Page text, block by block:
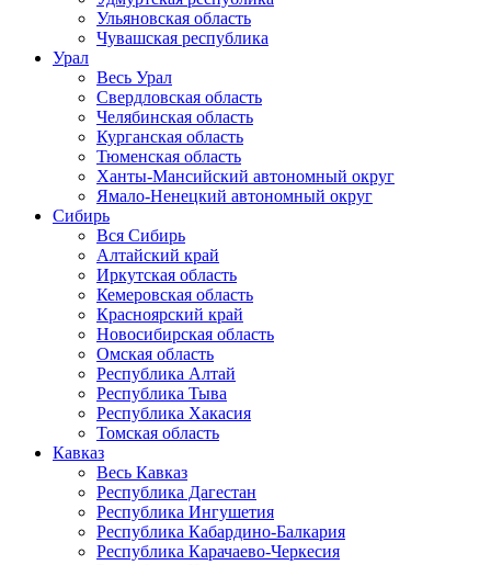
Ульяновская область
Чувашская республика
Урал
Весь Урал
Свердловская область
Челябинская область
Курганская область
Тюменская область
Ханты-Мансийский автономный округ
Ямало-Ненецкий автономный округ
Сибирь
Вся Сибирь
Алтайский край
Иркутская область
Кемеровская область
Красноярский край
Новосибирская область
Омская область
Республика Алтай
Республика Тыва
Республика Хакасия
Томская область
Кавказ
Весь Кавказ
Республика Дагестан
Республика Ингушетия
Республика Кабардино-Балкария
Республика Карачаево-Черкесия